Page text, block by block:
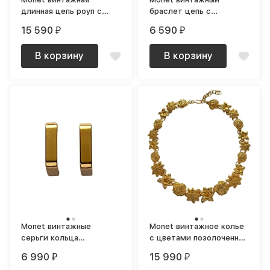
длинная цепь роуп с
позолоченная
15 590 ₽
В корзину
браслет цепь с
6 590 ₽
В корзину
Monet винтажные
серьги кольца
средние
6 990 ₽
Monet винтажное колье
с цветами позолоченное
15 990 ₽